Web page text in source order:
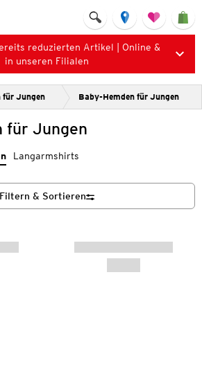
reduzierten Artikel | Online &
in unseren Filialen
für Jungen Baby-Hemden für Jungen
für Jungen
Langarmshirts
Filtern & Sortieren